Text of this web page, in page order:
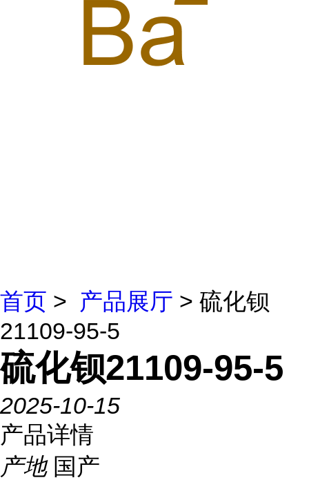
首页 > 产品展厅 > 硫化钡
21109-95-5
硫化钡21109-95-5
2025-10-15
产品详情
产地 国产